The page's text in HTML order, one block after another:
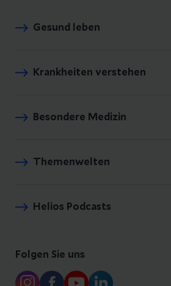
Gesund leben
Krankheiten verstehen
Besondere Medizin
Themenwelten
Helios Podcasts
Folgen Sie uns